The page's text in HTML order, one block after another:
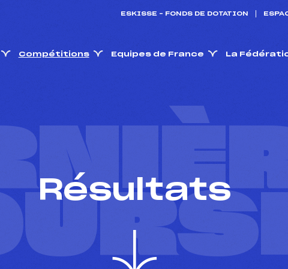
ESKISSE – FONDS DE DOTATION
Compétitions Equipes de France La
Résultats